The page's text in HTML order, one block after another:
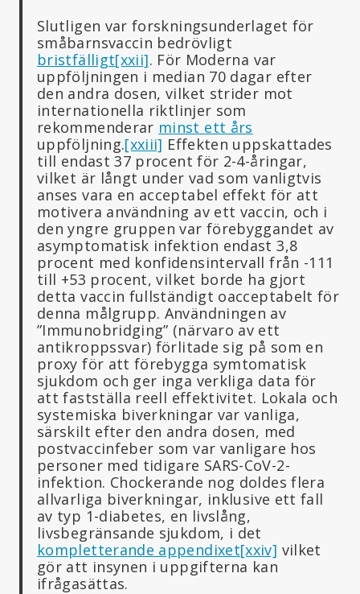
Slutligen var forskningsunderlaget för
småbarnsvaccin bedrövligt
bristfälligt[xxii]. För Moderna var
uppföljningen i median 70 dagar efter
den andra dosen, vilket strider mot
internationella riktlinjer som
rekommenderar minst ett års
uppföljning.[xxiii] Effekten uppskattades
till endast 37 procent för 2-4-åringar,
vilket är långt under vad som vanligtvis
anses vara en acceptabel effekt för att
motivera användning av ett vaccin, och i
den yngre gruppen var förebyggandet av
asymptomatisk infektion endast 3,8
procent med konfidensintervall från -111
till +53 procent, vilket borde ha gjort
detta vaccin fullständigt oacceptabelt för
denna målgrupp. Användningen av
”Immunobridging” (närvaro av ett
antikroppssvar) förlitade sig på som en
proxy för att förebygga symtomatisk
sjukdom och ger inga verkliga data för
att fastställa reell effektivitet. Lokala och
systemiska biverkningar var vanliga,
särskilt efter den andra dosen, med
postvaccinfeber som var vanligare hos
personer med tidigare SARS-CoV-2-
infektion. Chockerande nog doldes flera
allvarliga biverkningar, inklusive ett fall
av typ 1-diabetes, en livslång,
livsbegränsande sjukdom, i det
kompletterande appendixet[xxiv] vilket
gör att insynen i uppgifterna kan
ifrågasättas.